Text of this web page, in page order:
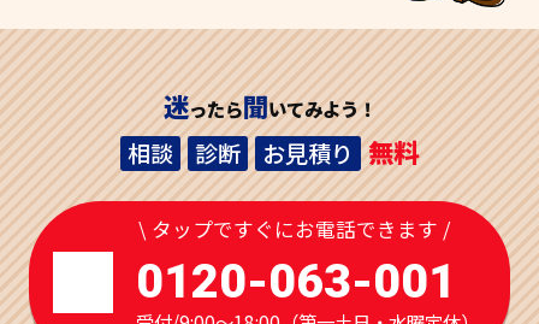
迷ったら聞いてみよう！
相談 診断 お見積り 無料
\ タップですぐにお電話できます /
0120-063-001